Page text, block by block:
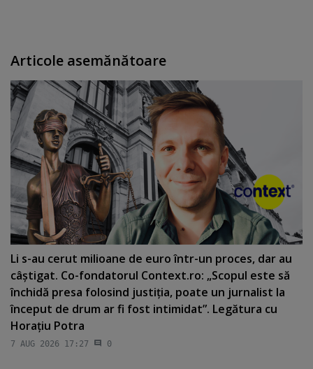
Articole asemănătoare
Li s-au cerut milioane de euro într-un proces, dar au
câştigat. Co-fondatorul Context.ro: „Scopul este să
închidă presa folosind justiţia, poate un jurnalist la
început de drum ar fi fost intimidat”. Legătura cu
Horaţiu Potra
7 AUG 2026 17:27 0